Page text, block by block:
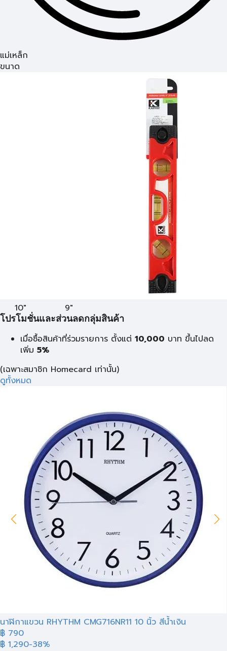
แม่เหล็ก
ขนาด
10" 9"
โปรโมชั่นและส่วนลดกลุ่มสินค้า
เมื่อซื้อสินค้าที่ร่วมรายการ ตั้งแต่ 10,000 บาท ขึ้นไปลด
เพิ่ม 5%
(เฉพาะสมาชิก Homecard เท่านั้น)
ดูทั้งหมด
นาฬิกาแขวน RHYTHM CMG716NR11 10 นิ้ว สีน้ำเงิน
฿ 790
฿ 1,290-38%